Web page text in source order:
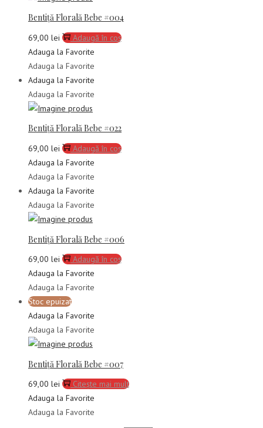
Bentiță Florală Bebe #004
69,00 lei
Adaugă în coș
Adauga la Favorite
Adauga la Favorite
Adauga la Favorite
Adauga la Favorite
Bentiță Florală Bebe #022
69,00 lei
Adaugă în coș
Adauga la Favorite
Adauga la Favorite
Adauga la Favorite
Adauga la Favorite
Bentiță Florală Bebe #006
69,00 lei
Adaugă în coș
Adauga la Favorite
Adauga la Favorite
Stoc epuizat
Adauga la Favorite
Adauga la Favorite
Bentiță Florală Bebe #007
69,00 lei
Citește mai mult
Adauga la Favorite
Adauga la Favorite